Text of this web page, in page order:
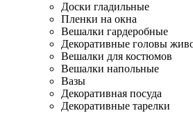
Доски гладильные
Пленки на окна
Вешалки гардеробные
Декоративные головы
Вешалки для костюмов
Вешалки напольные
Вазы
Декоративная посуда
Декоративные тарелки